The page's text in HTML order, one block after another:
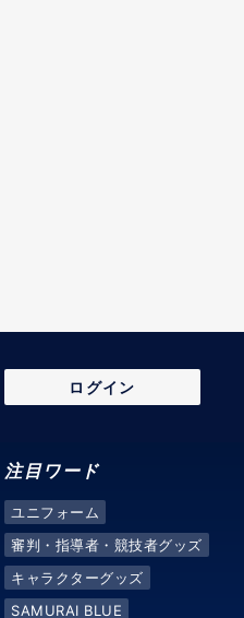
ログイン
注目ワード
ユニフォーム
審判・指導者・競技者グッズ
キャラクターグッズ
SAMURAI BLUE